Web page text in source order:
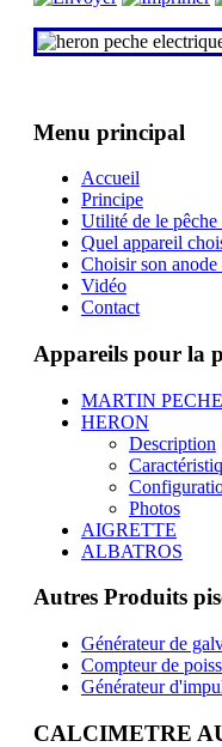
Menu principal
Accueil
Principe
Utilité de le pêche
Quel appareil
Choisir son anode
Vidéo
Contact
Appareils pour la
MARTIN
HERON
Description
Photos
AIGRETTE
ALBATROS
Autres Produits
Générateur de
Compteur de
Générateur
CALCIMETRE